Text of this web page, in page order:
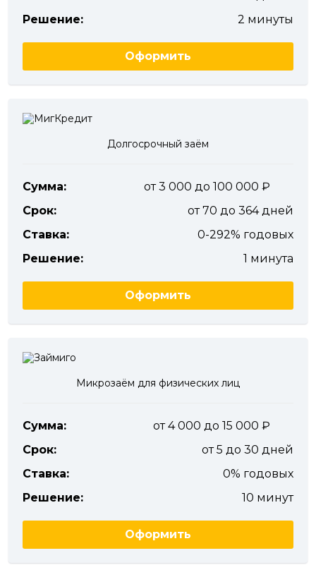
Решение:
2 минуты
Оформить
Долгосрочный заём
Сумма:
от 3 000 до 100 000
Срок:
от 70 до 364 дней
Ставка:
0-292% годовых
Решение:
1 минута
Оформить
Микрозаём для физических лиц
Сумма:
от 4 000 до 15 000
Срок:
от 5 до 30 дней
Ставка:
0% годовых
Решение:
10 минут
Оформить